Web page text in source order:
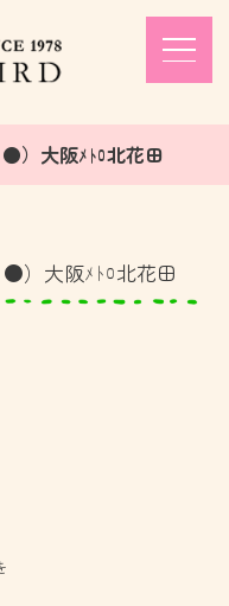
）大阪ﾒﾄﾛ北花田
）大阪ﾒﾄﾛ北花田